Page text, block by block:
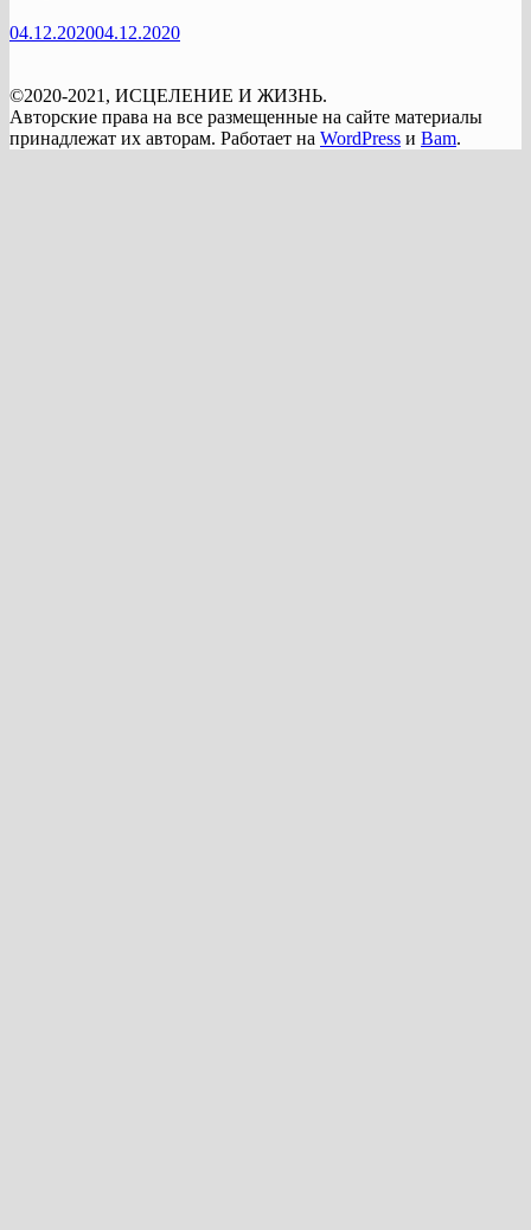
04.12.202004.12.2020
©2020-2021, ИСЦЕЛЕНИЕ И ЖИЗНЬ.
Авторские права на все размещенные на сайте материалы
принадлежат их авторам. Работает на WordPress и Bam.